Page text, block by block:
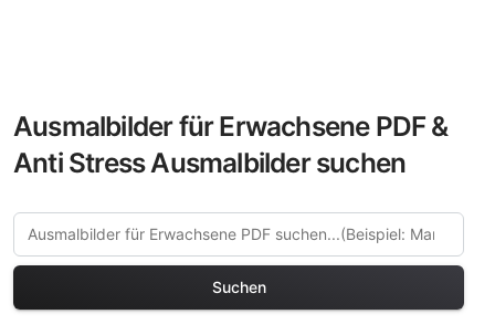
Ausmalbilder für Erwachsene PDF &
Anti Stress Ausmalbilder suchen
Suchen